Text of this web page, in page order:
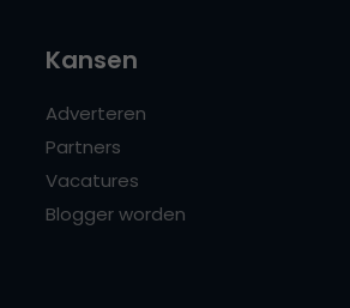
Kansen
Adverteren
Partners
Vacatures
Blogger worden